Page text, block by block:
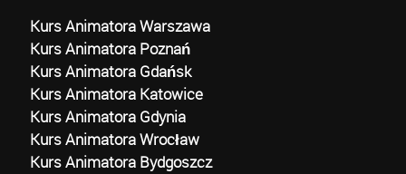
Kurs Animatora Warszawa
Kurs Animatora Poznań
Kurs Animatora Gdańsk
Kurs Animatora Katowice
Kurs Animatora Gdynia
Kurs Animatora Wrocław
Kurs Animatora Bydgoszcz